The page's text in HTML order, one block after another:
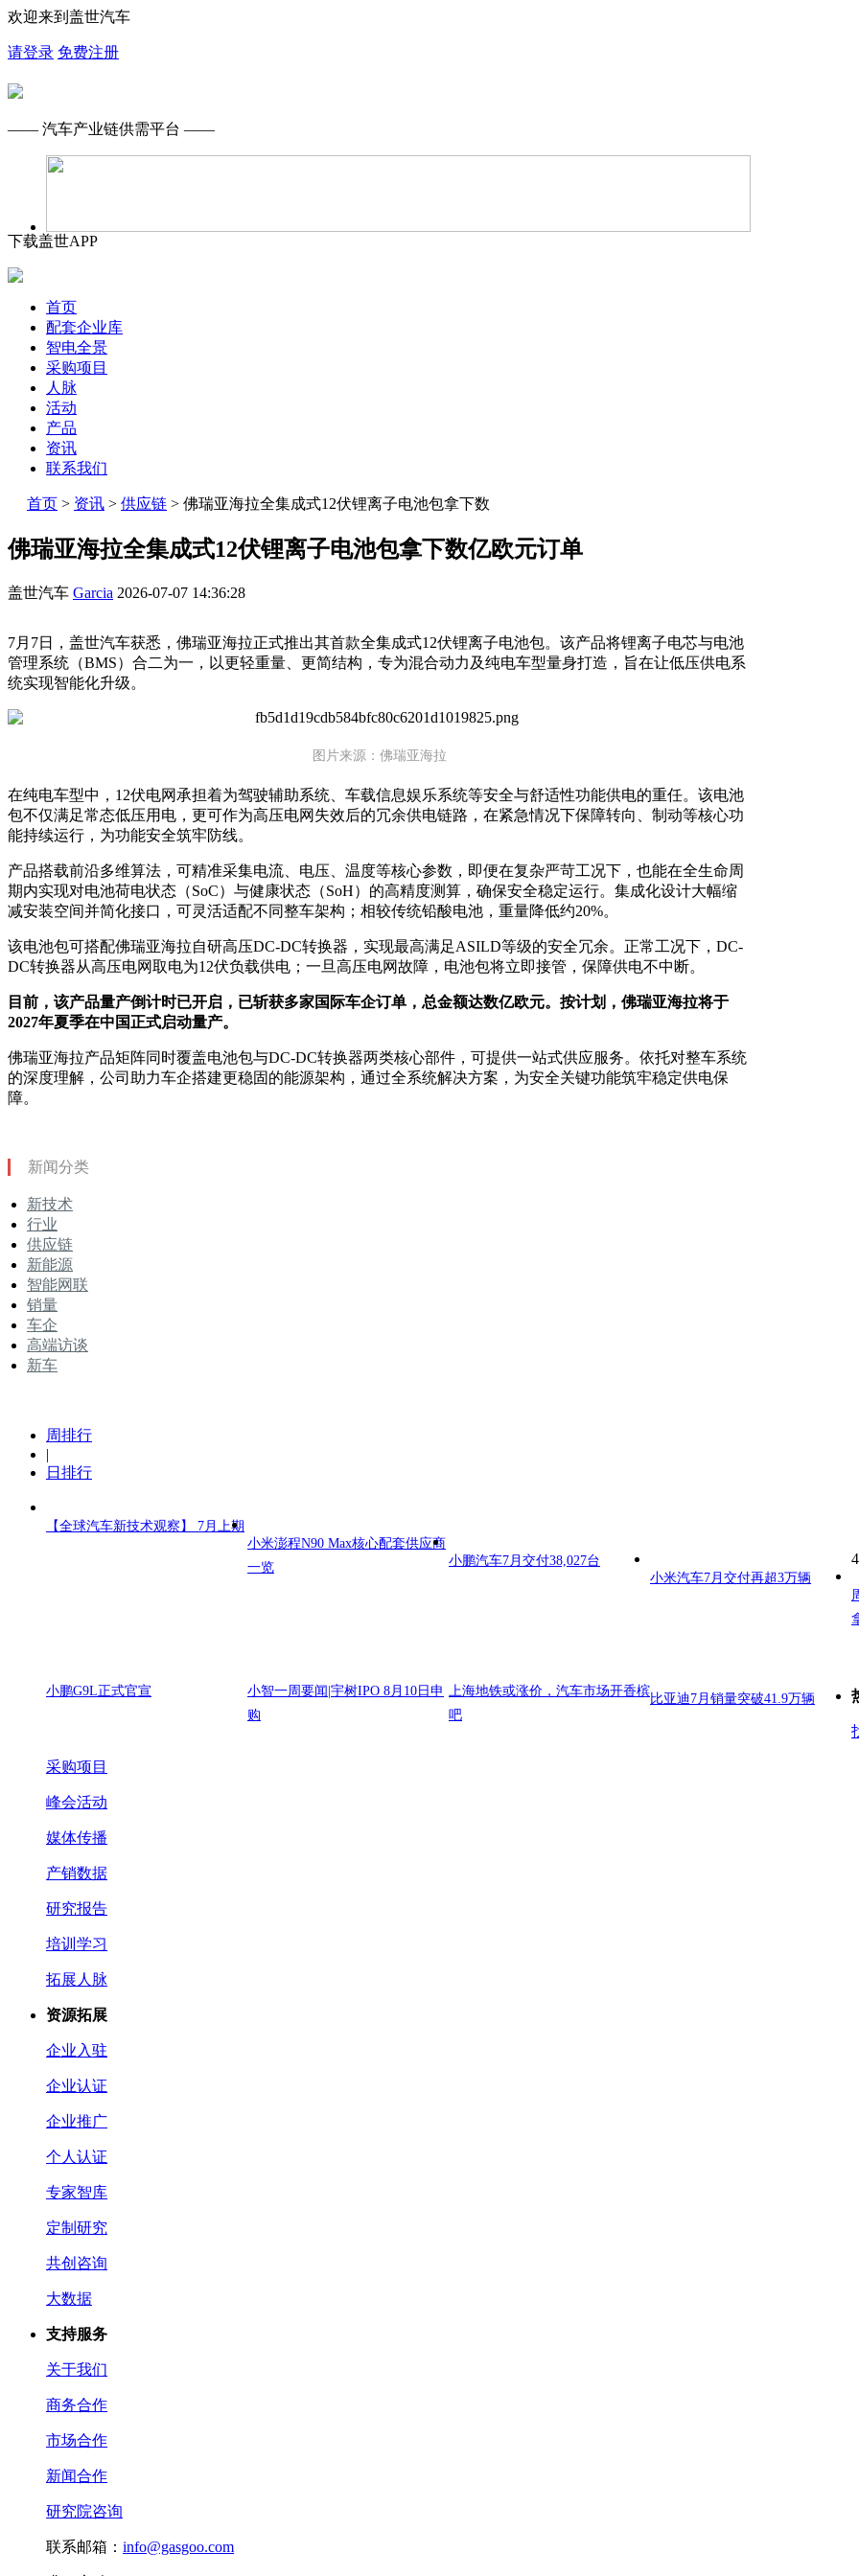
欢迎来到盖世汽车
请登录 免费注册
—— 汽车产业链供需平台 ——
下载盖世APP
首页
配套企业库
智电全景
采购项目
人脉
活动
产品
资讯
联系我们
首页 > 资讯 > 供应链 > 佛瑞亚海拉全集成式12伏锂离子电池包拿下数
佛瑞亚海拉全集成式12伏锂离子电池包拿下数亿欧元订单
盖世汽车 Garcia 2026-07-07 14:36:28
7月7日，盖世汽车获悉，佛瑞亚海拉正式推出其首款全集成式12伏锂离子电池包。该产品将锂离子电芯与电池
管理系统（BMS）合二为一，以更轻重量、更简结构，专为混合动力及纯电车型量身打造，旨在让低压供电系
统实现智能化升级。
图片来源：佛瑞亚海拉
在纯电车型中，12伏电网承担着为驾驶辅助系统、车载信息娱乐系统等安全与舒适性功能供电的重任。该电池
包不仅满足常态低压用电，更可作为高压电网失效后的冗余供电链路，在紧急情况下保障转向、制动等核心功
能持续运行，为功能安全筑牢防线。
产品搭载前沿多维算法，可精准采集电流、电压、温度等核心参数，即便在复杂严苛工况下，也能在全生命周
期内实现对电池荷电状态（SoC）与健康状态（SoH）的高精度测算，确保安全稳定运行。集成化设计大幅缩
减安装空间并简化接口，可灵活适配不同整车架构；相较传统铅酸电池，重量降低约20%。
该电池包可搭配佛瑞亚海拉自研高压DC-DC转换器，实现最高满足ASILD等级的安全冗余。正常工况下，DC-
DC转换器从高压电网取电为12伏负载供电；一旦高压电网故障，电池包将立即接管，保障供电不中断。
目前，该产品量产倒计时已开启，已斩获多家国际车企订单，总金额达数亿欧元。按计划，佛瑞亚海拉将于
2027年夏季在中国正式启动量产。
佛瑞亚海拉产品矩阵同时覆盖电池包与DC-DC转换器两类核心部件，可提供一站式供应服务。依托对整车系统
的深度理解，公司助力车企搭建更稳固的能源架构，通过全系统解决方案，为安全关键功能筑牢稳定供电保
障。
新闻分类
新技术
行业
供应链
新能源
智能网联
销量
车企
高端访谈
新车
周排行
|
日排行
【全球汽车新技术观察】 7月上期
小米澎程N90 Max核心配套供应商
一览
小鹏汽车7月交付38,027台 4
小米汽车7月交付再超3万辆
小鹏G9L正式官宣
小智一周要闻|宇树IPO 8月10日申
购
上海地铁或涨价，汽车市场开香槟
吧
比亚迪7月销量突破41.9万辆
采购项目
峰会活动
媒体传播
产销数据
研究报告
培训学习
拓展人脉
资源拓展
企业入驻
企业认证
企业推广
个人认证
专家智库
定制研究
共创咨询
大数据
支持服务
关于我们
商务合作
市场合作
新闻合作
研究院咨询
联系邮箱： info@gasgoo.com